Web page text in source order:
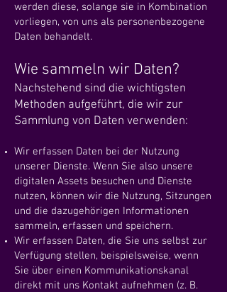
werden diese, solange sie in Kombination
vorliegen, von uns als personenbezogene
Daten behandelt.
Wie sammeln wir Daten?
Nachstehend sind die wichtigsten
Methoden aufgeführt, die wir zur
Sammlung von Daten verwenden:
Wir erfassen Daten bei der Nutzung
unserer Dienste. Wenn Sie also unsere
digitalen Assets besuchen und Dienste
nutzen, können wir die Nutzung, Sitzungen
und die dazugehörigen Informationen
sammeln, erfassen und speichern.
Wir erfassen Daten, die Sie uns selbst zur
Verfügung stellen, beispielsweise, wenn
Sie über einen Kommunikationskanal
direkt mit uns Kontakt aufnehmen (z. B.